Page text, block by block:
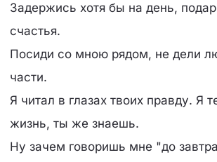
Задержись хотя бы на день,
счастья.
Посиди со мною рядом, не дели
части.
Я читал в глазах твоих правду. Я
жизнь, ты же знаешь.
Ну зачем говоришь мне "до